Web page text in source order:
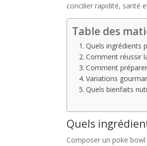
concilier rapidité, santé
Table des
Quels ingrédients
Comment réussir
Comment
Variations
Quels bienfaits
Quels
Composer un poke